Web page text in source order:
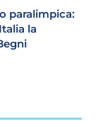
paralimpica:
la